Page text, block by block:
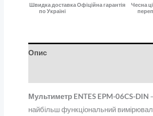
Швидка доставка
по Україні
Офіційна гарантія
Чесна
Опис
Мультиметр ENTES EPM-06CS-DIN
найбільш функціональний